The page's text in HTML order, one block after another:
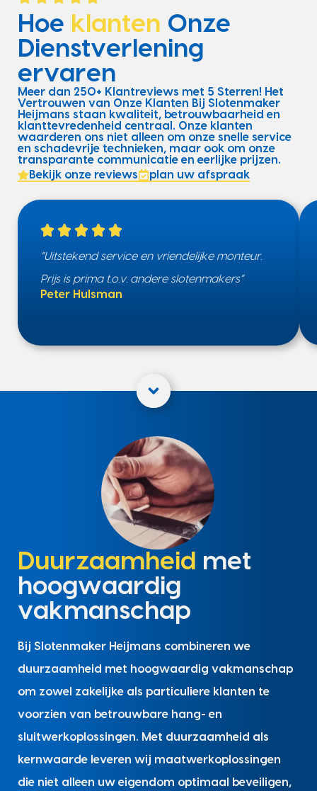
Hoe klanten Onze
Dienstverlening
ervaren
Meer dan 250+ Klantreviews met 5 Sterren! Het
Vertrouwen van Onze Klanten Bij Slotenmaker
Heijmans staan kwaliteit, betrouwbaarheid en
klanttevredenheid centraal. Onze klanten
waarderen ons niet alleen om onze snelle service
en schadevrije technieken, maar ook om onze
transparante communicatie en eerlijke prijzen.
Bekijk onze reviews
plan uw afspraak
“Uitstekend service en vriendelijke monteur.
Prijs is prima t.o.v. andere slotenmakers”
Peter Hulsman
Duurzaamheid met
hoogwaardig
vakmanschap
Bij Slotenmaker Heijmans combineren we
duurzaamheid met hoogwaardig vakmanschap
om zowel zakelijke als particuliere klanten te
voorzien van betrouwbare hang- en
sluitwerkoplossingen. Met duurzaamheid als
kernwaarde leveren wij maatwerkoplossingen
die niet alleen uw eigendom optimaal beveiligen,